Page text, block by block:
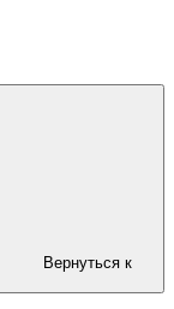
Вернуться к